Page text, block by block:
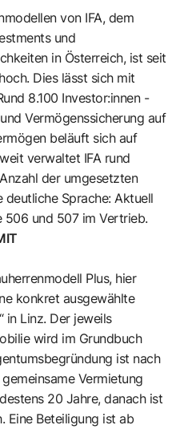
von IFA, dem
und
in Österreich, ist seit
Dies lässt sich mit
8.100 Investor:innen
Ver­mögenssicherung auf
beläuft sich auf
verwaltet IFA rund
der umgesetzten
deutliche Sprache: Aktuell
506 und 507 im Vertrieb.
Plus, hier
konkret ausgewählte
in Linz. Der jeweils
wird im Grundbuch
ist nach
Vermietung
20 Jahre, danach ist
Eine Beteiligung ist ab